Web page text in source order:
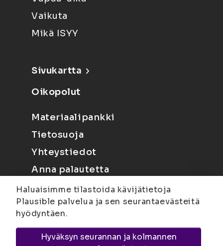
Vaikuta
Mikä ISYY
Sivukartta
Oikopolut
Materiaalipankki
Tietosuoja
Yhteystiedot
Anna palautetta
Joensuu Suvantokatu 6, 80100 Joensuu |
Haluaisimme tilastoida kävijätietoja
Plausible palvelua ja sen seurantaevästeitä
hyödyntäen.
Hyväksyn seurannan ja kolmannen